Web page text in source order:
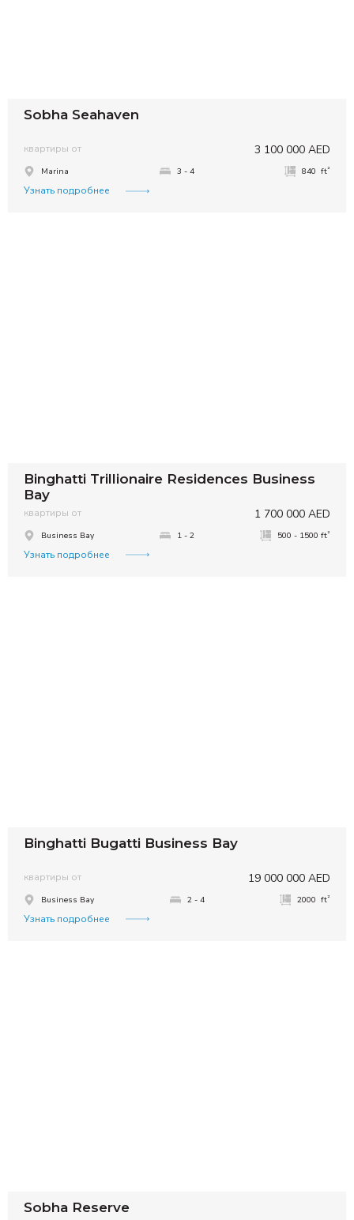
Sobha Seahaven
3 100 000 AED
квартиры от
Marina 3 - 4 840 ft²
Узнать подробнее
Binghatti Trillionaire Residences Business
Bay
1 700 000 AED
квартиры от
Business Bay 1 - 2 500 - 1500 ft²
Узнать подробнее
Binghatti Bugatti Business Bay
19 000 000 AED
квартиры от
Business Bay 2 - 4 2000 ft²
Узнать подробнее
Sobha Reserve